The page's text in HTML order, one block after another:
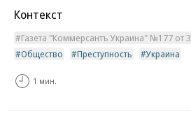
Контекст
Газета "Коммерсантъ Украина" №177 от
Общество
Преступность Украина
1 мин.